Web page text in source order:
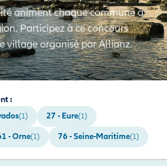
animent chaque commune à
Participez à ce concours
village organisé par Allianz.
:
(1) 27 - Eure(1)
- Orne(1) 76 - Seine-Maritime(1)